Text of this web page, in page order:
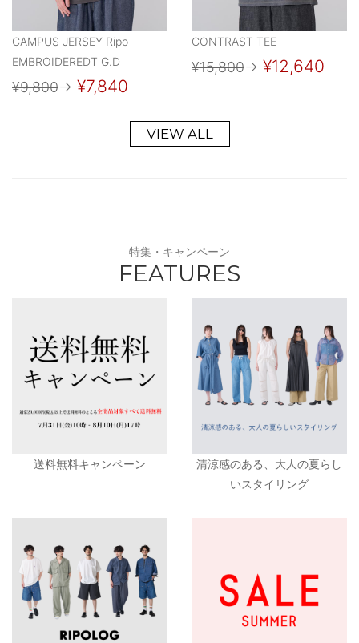
CAMPUS JERSEY Ripo
EMBROIDEREDT G.D
¥9,800→ ¥7,840
CONTRAST TEE
¥15,800→ ¥12,640
VIEW ALL
特集・キャンペーン
FEATURES
送料無料キャンペーン
清涼感のある、大人の夏らし
いスタイリング